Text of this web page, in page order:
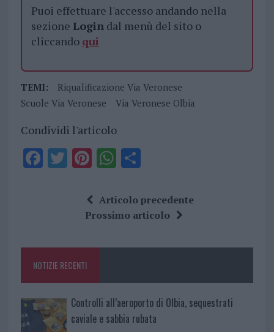
Puoi effettuare l'accesso andando nella
sezione Logindal menù del sito o
cliccando qui
TEMI:
Riqualificazione Via Veronese
Scuole Via Veronese
Via Veronese Olbia
Condividi l'articolo
F
o
k
T Pi
te
re
W
at
s
p
S
a
re
Articolo precedente
Prossimo articolo
NOTIZIE RECENTI
Controlli all’aeroporto di Olbia, sequestrati
caviale e sabbia rubata